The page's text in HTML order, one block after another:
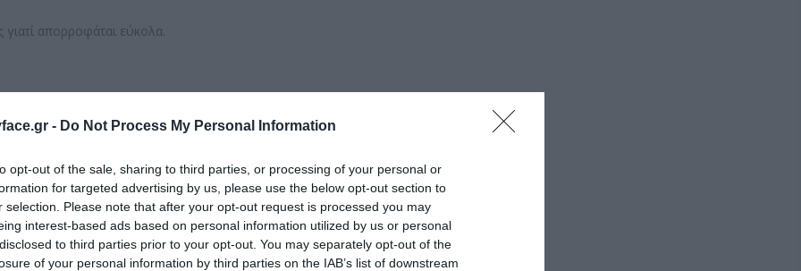
- Do Not Process My Personal Information
opt-out of the sale, sharing to third parties, or processing of your personal or
for targeted advertising by us, please use the below opt-out section to
selection. Please note that after your opt-out request is processed you may
interest-based ads based on personal information utilized by us or personal
to third parties prior to your opt-out. You may separately opt-out of the
of your personal information by third parties on the IAB’s list of downstream
απορροφάται εύκολα.